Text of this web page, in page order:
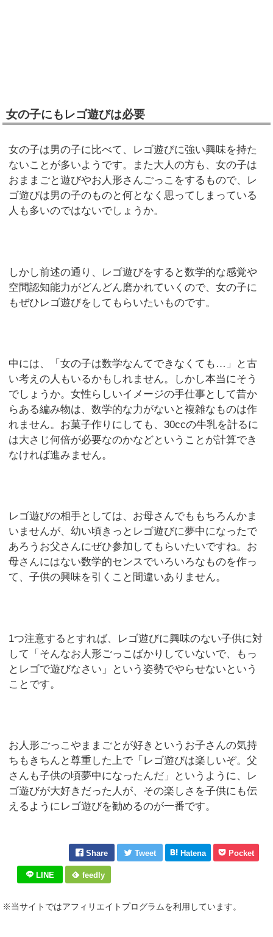
女の子にもレゴ遊びは必要
女の子は男の子に比べて、レゴ遊びに強い興味を持た
ないことが多いようです。また大人の方も、女の子は
おままごと遊びやお人形さんごっこをするもので、レ
ゴ遊びは男の子のものと何となく思ってしまっている
人も多いのではないでしょうか。
しかし前述の通り、レゴ遊びをすると数学的な感覚や
空間認知能力がどんどん磨かれていくので、女の子に
もぜひレゴ遊びをしてもらいたいものです。
中には、「女の子は数学なんてできなくても…」と古
い考えの人もいるかもしれません。しかし本当にそう
でしょうか。女性らしいイメージの手仕事として昔か
らある編み物は、数学的な力がないと複雑なものは作
れません。お菓子作りにしても、30ccの牛乳を計るに
は大さじ何倍が必要なのかなどということが計算でき
なければ進みません。
レゴ遊びの相手としては、お母さんでももちろんかま
いませんが、幼い頃きっとレゴ遊びに夢中になったで
あろうお父さんにぜひ参加してもらいたいですね。お
母さんにはない数学的センスでいろいろなものを作っ
て、子供の興味を引くこと間違いありません。
1つ注意するとすれば、レゴ遊びに興味のない子供に対
して「そんなお人形ごっこばかりしていないで、もっ
とレゴで遊びなさい」という姿勢でやらせないという
ことです。
お人形ごっこやままごとが好きというお子さんの気持
ちもきちんと尊重した上で「レゴ遊びは楽しいぞ。父
さんも子供の頃夢中になったんだ」というように、レ
ゴ遊びが大好きだった人が、その楽しさを子供にも伝
えるようにレゴ遊びを勧めるのが一番です。
Share Tweet Hatena Pocket
LINE feedly
※当サイトではアフィリエイトプログラムを利用しています。